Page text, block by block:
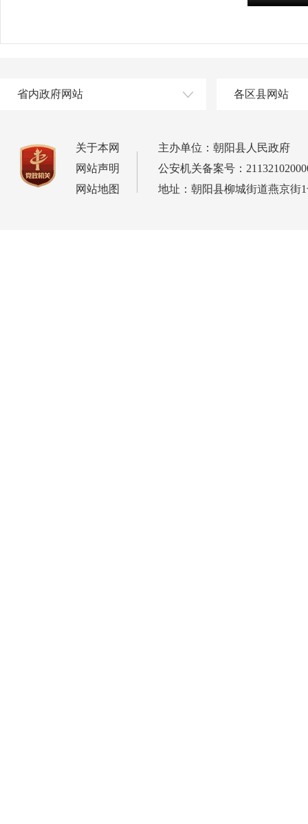
省内政府网站 各区县网站
关于本网
网站声明
网站地图
主办单位：朝阳县人民政府
公安机关备案号：
地址：朝阳县柳城街道燕京街